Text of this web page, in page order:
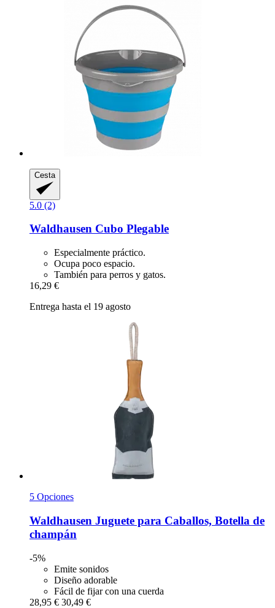
Cesta
5.0 (2)
Waldhausen Cubo Plegable
Especialmente práctico.
Ocupa poco espacio.
También para perros y gatos.
16,29 €
Entrega hasta el 19 agosto
5 Opciones
Waldhausen Juguete para Caballos, Botella de
champán
-5%
Emite sonidos
Diseño adorable
Fácil de fijar con una cuerda
28,95 € 30,49 €